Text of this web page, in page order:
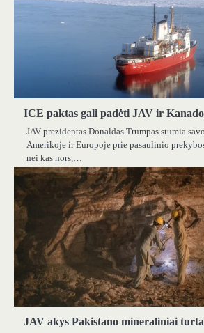
ICE paktas gali padėti JAV ir
JAV prezidentas Donaldas Trumpas stumia
Amerikoje ir Europoje prie pasaulinio
nei kas nors,…
JAV akys Pakistano mineraliniai